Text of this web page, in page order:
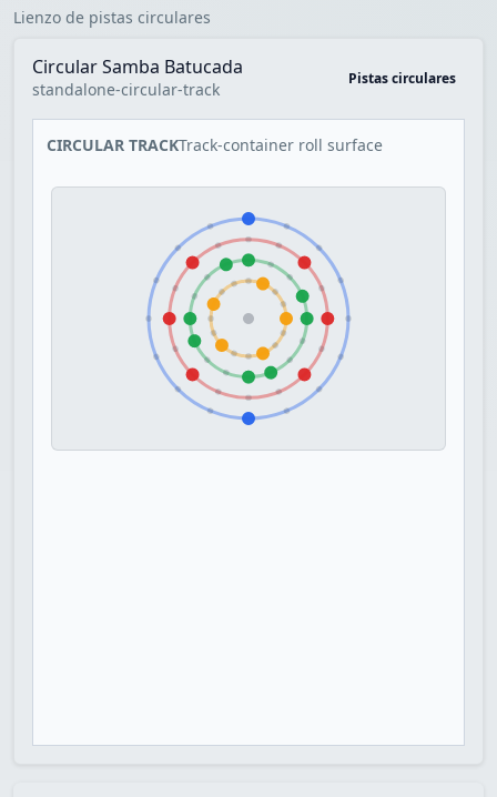
Lienzo de pistas circulares
Circular Samba Batucada
standalone-circular-track
Pistas circulares
CIRCULAR TRACKTrack-container roll surface